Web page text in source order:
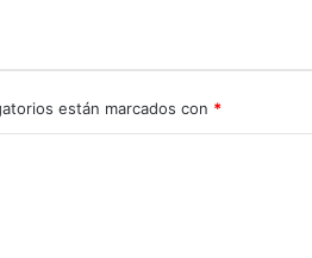
están marcados con *